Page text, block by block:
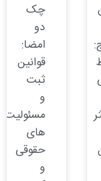
چک
دو
امضا:
قوانین
ثبت
و
مسئولیت
های
حقوقی
و